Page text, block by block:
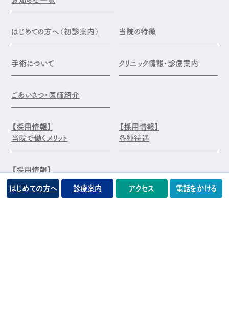
はじめての方へ（初診案内） 当院の特徴
手術について クリニック情報・診療案内
ごあいさつ・医師紹介
【採用情報】
当院で働くメリット
【採用情報】
各種待遇
【採用情報】
エントリー・お問合せ
はじめての方へ 診療案内 アクセス 電話をかける